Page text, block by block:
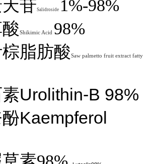
天苷Salidroside 1%-98%
Shikimic Acid 98%
棕脂肪酸Saw palmetto fruit extract fatty
Urolithin-B 98%
酚Kaempferol